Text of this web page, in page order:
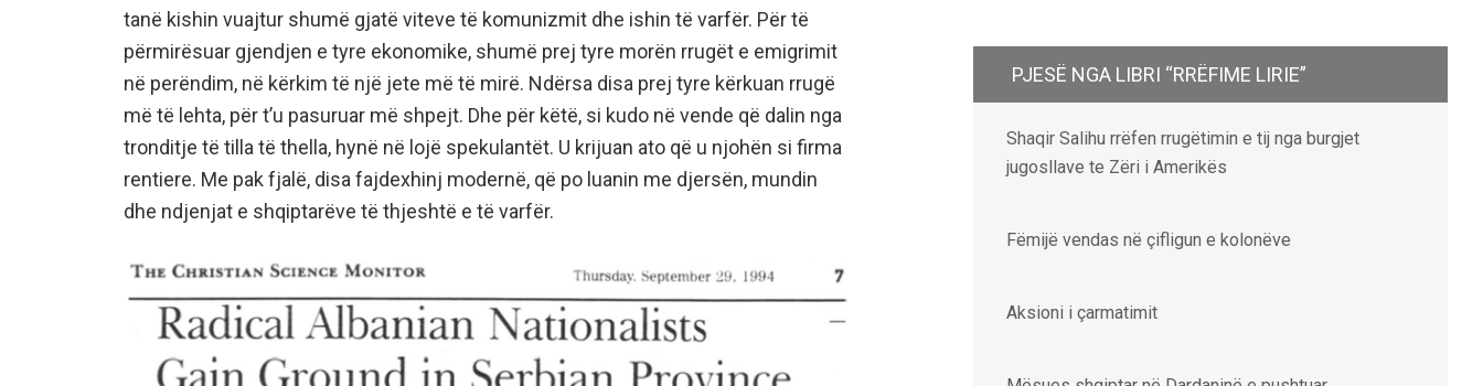
tanë kishin vuajtur shumë gjatë viteve të komunizmit dhe ishin të varfër. Për të
përmirësuar gjendjen e tyre ekonomike, shumë prej tyre morën rrugët e emigrimit
në perëndim, në kërkim të një jete më të mirë. Ndërsa disa prej tyre kërkuan rrugë
më të lehta, për t’u pasuruar më shpejt. Dhe për këtë, si kudo në vende që dalin nga
tronditje të tilla të thella, hynë në lojë spekulantët. U krijuan ato që u njohën si firma
rentiere. Me pak fjalë, disa fajdexhinj modernë, që po luanin me djersën, mundin
dhe ndjenjat e shqiptarëve të thjeshtë e të varfër.
PJESË NGA LIBRI “RRËFIME LIRIE”
Shaqir Salihu rrëfen rrugëtimin e tij nga burgjet
jugosllave te Zëri i Amerikës
Fëmijë vendas në çifligun e kolonëve
Aksioni i çarmatimit